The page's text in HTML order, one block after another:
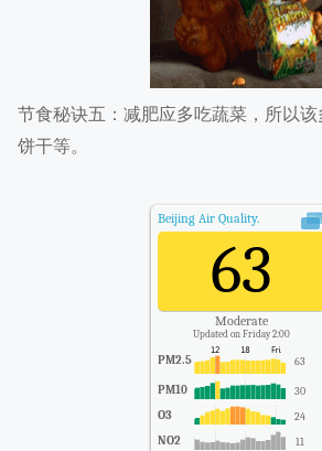
节食秘诀五：减肥应多吃蔬菜，所以
饼干等。
Beijing Air Quality.
63
Moderate
Updated on Friday 2:00
PM2.5 63
PM10 30
O3 24
NO2 11